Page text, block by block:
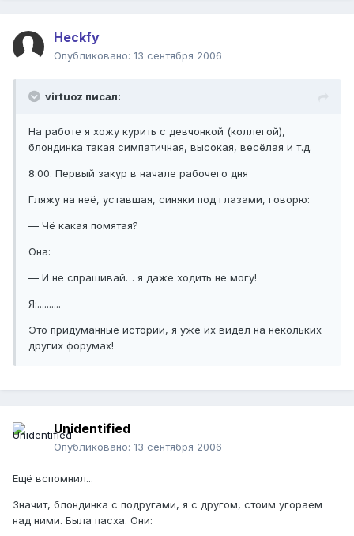
Heckfy
Опубликовано: 13 сентября 2006
virtuoz писал:
На работе я хожу курить с девчонкой (коллегой),
блондинка такая симпатичная, высокая, весёлая и т.д.
8.00. Первый закур в начале рабочего дня
Гляжу на неё, уставшая, синяки под глазами, говорю:
— Чё какая помятая?
Она:
— И не спрашивай… я даже ходить не могу!
Я:..........
Это придуманные истории, я уже их видел на некольких
других форумах!
Unidentified
Опубликовано: 13 сентября 2006
Ещё вспомнил...
Значит, блондинка с подругами, я с другом, стоим угораем
над ними. Была пасха. Они: